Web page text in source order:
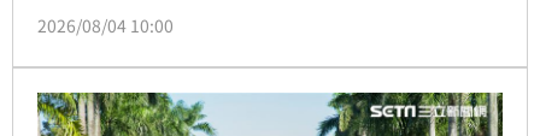
正確的聰明消費與防詐意識。
2026/08/04 10:00